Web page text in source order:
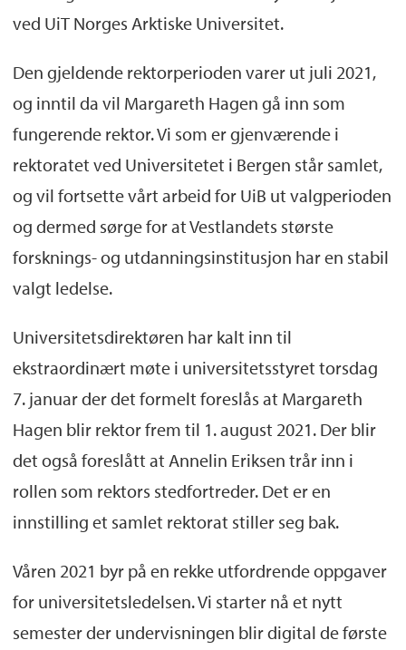
ved UiT Norges Arktiske Universitet.
Den gjeldende rektorperioden varer ut juli 2021,
og inntil da vil Margareth Hagen gå inn som
fungerende rektor. Vi som er gjenværende i
rektoratet ved Universitetet i Bergen står samlet,
og vil fortsette vårt arbeid for UiB ut valgperioden
og dermed sørge for at Vestlandets største
forsknings- og utdanningsinstitusjon har en stabil
valgt ledelse.
Universitetsdirektøren har kalt inn til
ekstraordinært møte i universitetsstyret torsdag
7. januar der det formelt foreslås at Margareth
Hagen blir rektor frem til 1. august 2021. Der blir
det også foreslått at Annelin Eriksen trår inn i
rollen som rektors stedfortreder. Det er en
innstilling et samlet rektorat stiller seg bak.
Våren 2021 byr på en rekke utfordrende oppgaver
for universitetsledelsen. Vi starter nå et nytt
semester der undervisningen blir digital de første